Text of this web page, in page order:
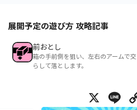
展開予定の遊び方 攻略記事
前おとし
箱の手前側を狙い、左右のアームで
らして落とします。
X